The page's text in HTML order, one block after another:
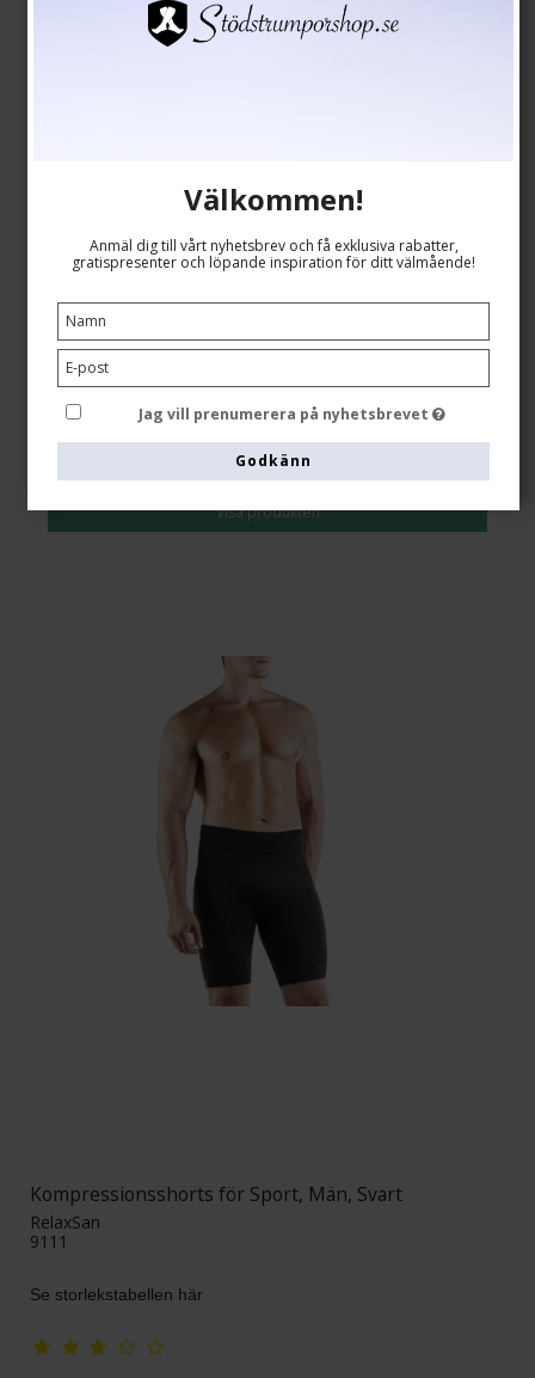
Kompressionsshorts för Sport, Kvinna, Svart
RelaxSan
Se storlekstabellen här
Visa produkten
Kompressionsshorts för Sport, Män, Svart
RelaxSan
9111
Se storlekstabellen här
Välkommen!
Anmäl dig till vårt nyhetsbrev och få exklusiva rabatter,
gratispresenter och löpande inspiration för ditt välmående!
Jag vill prenumerera på nyhetsbrevet
Godkänn